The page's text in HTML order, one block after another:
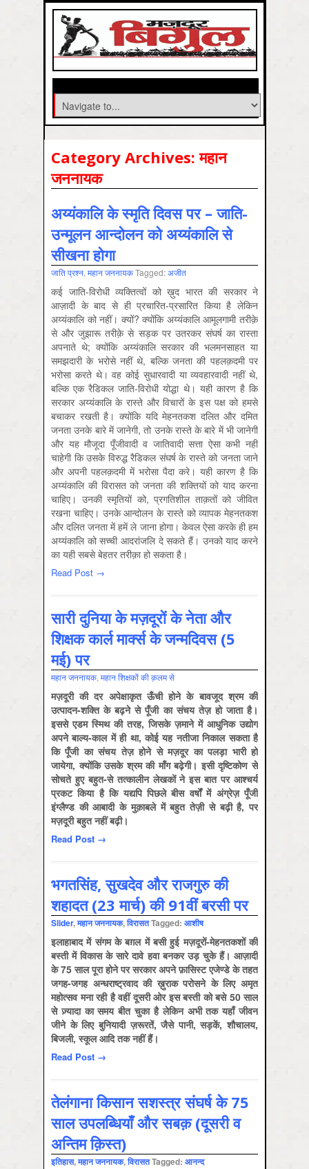
Category Archives:महान
जननायक
अय्यंकालि के स्मृति दिवस पर – जाति-
उन्मूलन आन्दोलन को अय्यंकालि से
सीखना होगा
जाति प्रश्‍न, महान जननायकTagged:अजीत
कई जाति-विरोधी व्यक्तित्वों को ख़ुद भारत की सरकार ने
आज़ादी के बाद से ही प्रचारित-प्रसारित किया है लेकिन
अय्यंकालि को नहीं। क्यों? क्योंकि अय्यंकालि आमूलगामी तरीक़े
से और जुझारू तरीक़े से सड़क पर उतरकर संघर्ष का रास्ता
अपनाते थे; क्योंकि अय्यंकालि सरकार की भलमनसाहत या
समझदारी के भरोसे नहीं थे, बल्कि जनता की पहलक़दमी पर
भरोसा करते थे। वह कोई सुधारवादी या व्यवहारवादी नहीं थे,
बल्कि एक रैडिकल जाति-विरोधी योद्धा थे। यही कारण है कि
सरकार अय्यंकालि के रास्ते और विचारों के इस पक्ष को हमसे
बचाकर रखती है। क्योंकि यदि मेहनतकश दलित और दमित
जनता उनके बारे में जानेगी, तो उनके रास्ते के बारे में भी जानेगी
और यह मौजूदा पूँजीवादी व जातिवादी सत्ता ऐसा कभी नहीं
चाहेगी कि उसके विरुद्ध रैडिकल संघर्ष के रास्ते को जनता जाने
और अपनी पहलक़दमी में भरोसा पैदा करे। यही कारण है कि
अय्यंकालि की विरासत को जनता की शक्तियों को याद करना
चाहिए। उनकी स्मृतियों को, प्रगतिशील ताक़तों को जीवित
रखना चाहिए। उनके आन्दोलन के रास्ते को व्यापक मेहनतकश
और दलित जनता में हमें ले जाना होगा। केवल ऐसा करके ही हम
अय्यंकालि को सच्ची आदरांजलि दे सकते हैं। उनको याद करने
का यही सबसे बेहतर तरीक़ा हो सकता है।
Read Post →
सारी दुनिया के मज़दूरों के नेता और
शिक्षक कार्ल मार्क्स के जन्मदिवस (5
मई) पर
महान जननायक, महान शिक्षकों की क़लम से
मज़दूरी की दर अपेक्षाकृत ऊँची होने के बावजूद श्रम की
उत्पादन-शक्ति के बढ़ने से पूँजी का संचय तेज़ हो जाता है।
इससे एडम स्मिथ की तरह, जिसके ज़माने में आधुनिक उद्योग
अपने बाल्य-काल में ही था, कोई यह नतीजा निकाल सकता है
कि पूँजी का संचय तेज़ होने से मज़दूर का पलड़ा भारी हो
जायेगा, क्योंकि उसके श्रम की माँग बढ़ेगी। इसी दृष्टिकोण से
सोचते हुए बहुत-से तत्कालीन लेखकों ने इस बात पर आश्चर्य
प्रकट किया है कि यद्यपि पिछले बीस वर्षों में अंग्रेज़ पूँजी
इंग्लैण्ड की आबादी के मुक़ाबले में बहुत तेज़ी से बढ़ी है, पर
मज़दूरी बहुत नहीं बढ़ी।
Read Post →
भगतसिंह, सुखदेव और राजगुरु की
शहादत (23 मार्च) की 91वीं बरसी पर
Slider,महान जननायक,विरासतTagged: आशीष
इलाहाबाद में संगम के बग़ल में बसी हुई मज़दूरों-मेहनतकशों की
बस्ती में विकास के सारे दावे हवा बनकर उड़ चुके हैं। आज़ादी
के 75 साल पूरा होने पर सरकार अपने फ़ासिस्ट एजेण्डे के तहत
जगह-जगह अन्धराष्ट्रवाद की ख़ुराक परोसने के लिए अमृत
महोत्सव मना रही है वहीं दूसरी ओर इस बस्ती को बसे 50 साल
से ज़्यादा का समय बीत चुका है लेकिन अभी तक यहाँ जीवन
जीने के लिए बुनियादी ज़रूरतें, जैसे पानी, सड़कें, शौचालय,
बिजली, स्कूल आदि तक नहीं हैं।
Read Post →
तेलंगाना किसान सशस्त्र संघर्ष के 75
साल उपलब्धियाँ और सबक़ (दूसरी व
अन्तिम क़िस्त)
इतिहास,महान जननायक,विरासतTagged: आनन्द